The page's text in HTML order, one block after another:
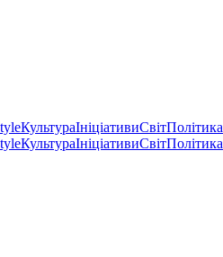
КультураІніціативиСвітПолітика
КультураІніціативиСвітПолітика